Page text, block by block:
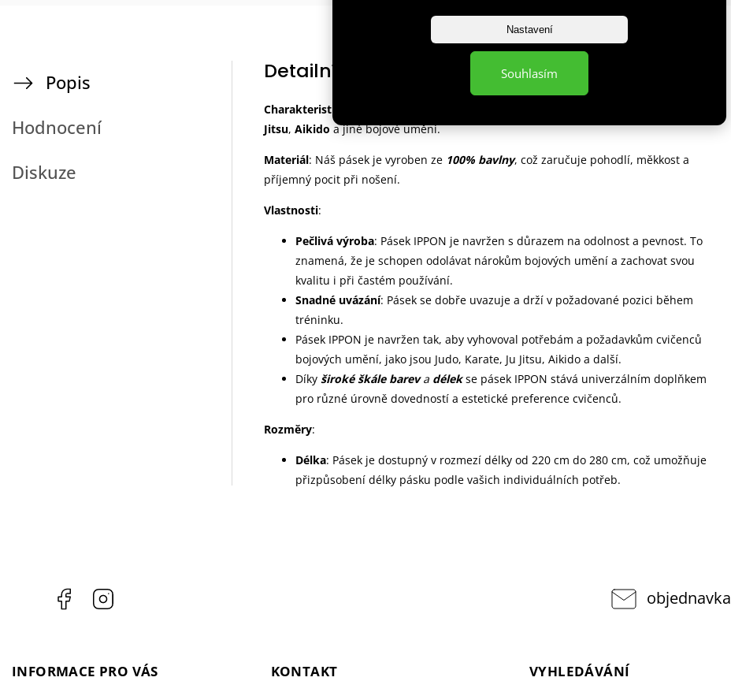
Nastavení
Souhlasím
Popis
Hodnocení
Diskuze
Detailní popis produktu
Charakteristika
Jitsu, Aikido a jiné bojové umění.
Materiál: Náš pásek je vyroben ze 100% bavlny, což zaručuje pohodlí, měkkost a
příjemný pocit při nošení.
Vlastnosti:
Pečlivá výroba: Pásek IPPON je navržen s důrazem na odolnost a pevnost. To
znamená, že je schopen odolávat nárokům bojových umění a zachovat svou
kvalitu i při častém používání.
Snadné uvázání: Pásek se dobře uvazuje a drží v požadované pozici během
tréninku.
Pásek IPPON je navržen tak, aby vyhovoval potřebám a požadavkům cvičenců
bojových umění, jako jsou Judo, Karate, Ju Jitsu, Aikido a další.
Díky široké škále barev a délek se pásek IPPON stává univerzálním doplňkem
pro různé úrovně dovedností a estetické preference cvičenců.
Rozměry:
Délka: Pásek je dostupný v rozmezí délky od 220 cm do 280 cm, což umožňuje
přizpůsobení délky pásku podle vašich individuálních potřeb.
Facebook objednavka
INFORMACE PRO VÁS KONTAKT VYHLEDÁVÁNÍ